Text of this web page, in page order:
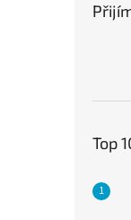
Top